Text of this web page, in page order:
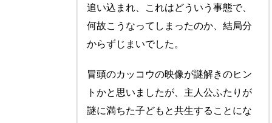
追い込まれ、これはどういう事態で、
何故こうなってしまったのか、結局分
からずじまいでした。
冒頭のカッコウの映像が謎解きのヒン
トかと思いましたが、主人公ふたりが
謎に満ちた子どもと共生することにな